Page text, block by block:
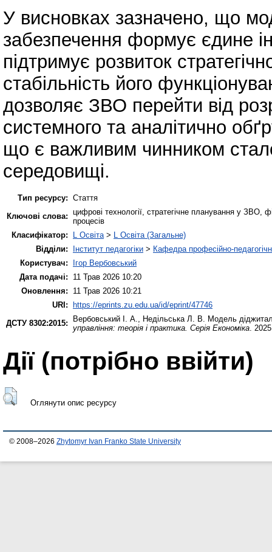
У висновках зазначено, що
забезпечення формує єдине
підтримує розвиток
стабільність його
дозволяє ЗВО перейти від
системного та аналітично
що є важливим чинником
середовищі.
Тип ресурсу: Стаття
Ключові слова: цифрові технології, стратегічне планування у ЗВО,
процесів
Класифікатор:
L Освіта> L Освіта (Загальне)
Відділи:
Інститут педагогіки > Кафедра професійно-
Користувач:
Ігор Вербовський
Дата подачі:
11 Трав 2026 10:20
Оновлення:
11 Трав 2026 10:21
URI:
https://eprints.zu.edu.ua/id/eprint/47746
ДСТУ 8302:2015:
Вербовський І. А., Недільська Л. В. Модель
управління: теорія і практика. Серія Економіка.
Дії ​​(потрібно ввійти)
Оглянути опис ресурсу
© 2008–2026 Zhytomyr Ivan Franko State University